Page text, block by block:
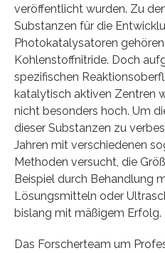
veröffentlicht wurden. Zu
Substanzen für die
Photokatalysatoren
Kohlenstoffnitride. Doch
spezifischen
katalytisch aktiven Zentren
nicht besonders hoch. Um
dieser Substanzen zu
Jahren mit verschiedenen
Methoden versucht, die
Beispiel durch Behandlung
Lösungsmitteln oder
bislang mit mäßigem Erfolg.
Das Forscherteam um